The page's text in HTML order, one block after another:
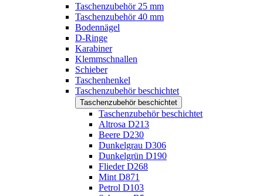
Taschenzubehör 25 mm
Taschenzubehör 40 mm
Bodennägel
D-Ringe
Karabiner
Klemmschnallen
Schieber
Taschenhenkel
Taschenzubehör beschichtet
Taschenzubehör beschichtet
Taschenzubehör beschichtet
Altrosa D213
Beere D230
Dunkelgrau D306
Dunkelgrün D190
Flieder D268
Mint D871
Petrol D103